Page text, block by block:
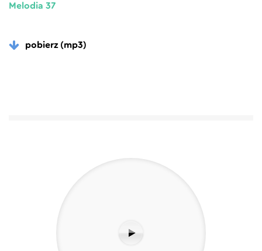
Melodia 37
pobierz (mp3)